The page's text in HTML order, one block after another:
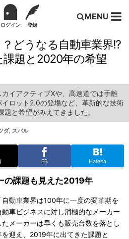
ログイン 登録
MENU
どうなる自動車業界!?
題と2020年の希望
イアクティブXや、高速道では手離
ロット2.0の登場など、革新的な技術
と希望がみえてきました。
ダ, スバル
FB Hatena
の課題も見えた2019年
動車業界は100年に一度の変革期を
車ビジネスに対し消極的なメーカー
メーカーは早くも販売台数を落とし
迎え、2019年に出てきた課題と